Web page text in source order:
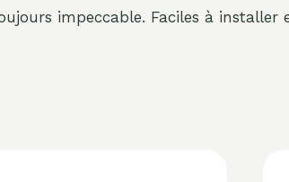
impeccable. Faciles à